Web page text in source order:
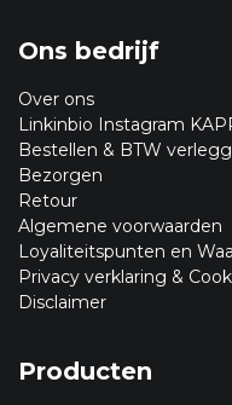
Ons bedrijf
Over ons
Linkinbio Instagram
Bestellen & BTW
Bezorgen
Retour
Algemene voorwaarden
Loyaliteitspunten en
Privacy verklaring &
Disclaimer
Producten